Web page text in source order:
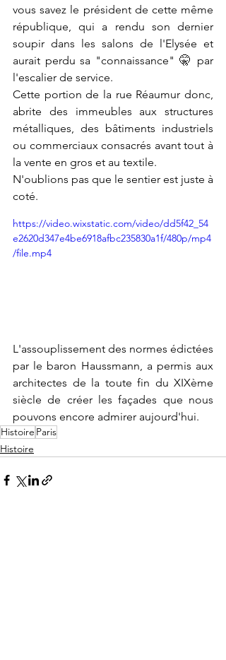
vous savez le président de cette même
république, qui a rendu son dernier
soupir dans les salons de l'Elysée et
aurait perdu sa "connaissance" 🤫 par
l'escalier de service.
Cette portion de la rue Réaumur donc,
abrite des immeubles aux structures
métalliques, des bâtiments industriels
ou commerciaux consacrés avant tout à
la vente en gros et au textile.
N'oublions pas que le sentier est juste à
coté.
https://video.wixstatic.com/video/dd5f42_54
e2620d347e4be6918afbc235830a1f/480p/mp4
/file.mp4
L'assouplissement des normes édictées
par le baron Haussmann, a permis aux
architectes de la toute fin du XIXème
siècle de créer les façades que nous
pouvons encore admirer aujourd'hui.
Histoire Paris
Histoire